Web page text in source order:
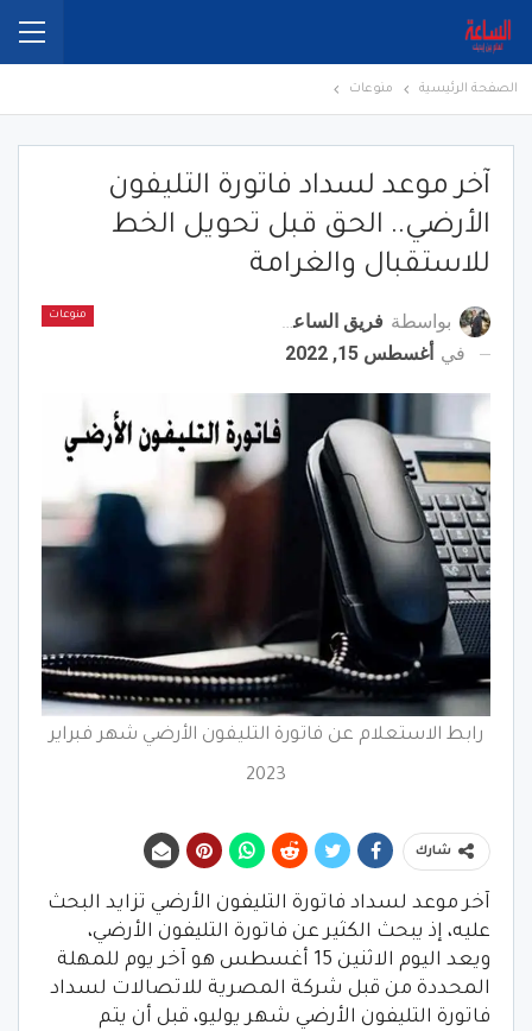
الصفحة الرئيسية منوعات
آخر موعد لسداد فاتورة التليفون
الأرضي.. الحق قبل تحويل الخط
للاستقبال والغرامة
منوعات بواسطة فريق الساعة برس
في أغسطس 15, 2022
رابط الاستعلام عن فاتورة التليفون الأرضي شهر فبراير
2023
شارك
آخر موعد لسداد فاتورة التليفون الأرضي تزايد البحث
عليه، إذ يبحث الكثير عن فاتورة التليفون الأرضي،
ويعد اليوم الاثنين 15 أغسطس هو آخر يوم للمهلة
المحددة من قبل شركة المصرية للاتصالات لسداد
فاتورة التليفون الأرضي شهر يوليو، قبل أن يتم